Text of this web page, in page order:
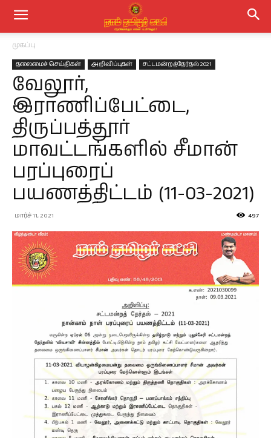
முகப்பு
தலைமைச் செய்திகள் அறிவிப்புகள் சட்டமன்றத்தேர்தல் 2021
வேலூர்,
இராணிப்பேட்டை,
திருப்பத்தூர்
மாவட்டங்களில் சீமான்
பரப்புரைப்
பயணத்திட்டம் (11-03-2021)
மார்ச் 11, 2021 497